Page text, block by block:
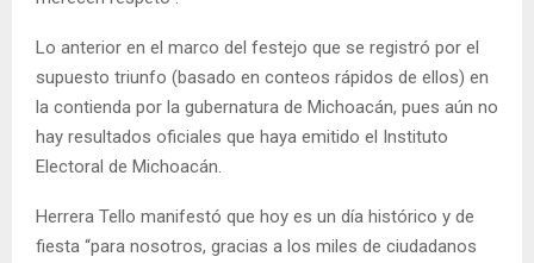
Lo anterior en el marco del festejo que se registró por el
supuesto triunfo (basado en conteos rápidos de ellos) en
la contienda por la gubernatura de Michoacán, pues aún no
hay resultados oficiales que haya emitido el Instituto
Electoral de Michoacán.
Herrera Tello manifestó que hoy es un día histórico y de
fiesta “para nosotros, gracias a los miles de ciudadanos